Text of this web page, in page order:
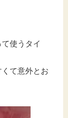
使うタイ
て意外とお